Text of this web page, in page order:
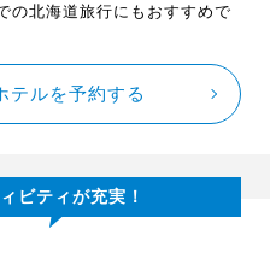
の北海道旅行にもおすすめで
テルを予約する
ビティが充実！